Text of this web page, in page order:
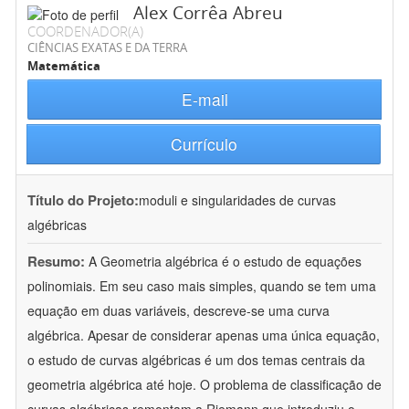
Alex Corrêa Abreu
COORDENADOR(A)
CIÊNCIAS EXATAS E DA TERRA
Matemática
E-mail
Currículo
Título do Projeto:moduli e singularidades de curvas
algébricas
Resumo: A Geometria algébrica é o estudo de equações
polinomiais. Em seu caso mais simples, quando se tem uma
equação em duas variáveis, descreve-se uma curva
algébrica. Apesar de considerar apenas uma única equação,
o estudo de curvas algébricas é um dos temas centrais da
geometria algébrica até hoje. O problema de classificação de